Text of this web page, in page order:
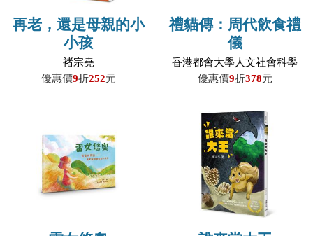
再老，還是母親的小
小孩
褚宗堯
優惠價9折252元
禮貓傳：周代飲食禮
儀
香港都會大學人文社會科學
院田家炳中華文化中心／
優惠價9折378元